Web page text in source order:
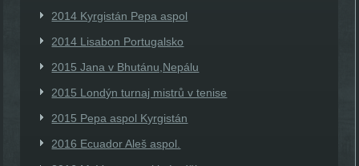
2014 Kyrgistán Pepa aspol
2014 Lisabon Portugalsko
2015 Jana v Bhutánu,Nepálu
2015 Londýn turnaj mistrů v tenise
2015 Pepa aspol Kyrgistán
2016 Ecuador Aleš aspol.